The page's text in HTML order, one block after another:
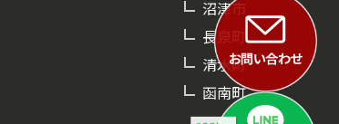
沼津市
長泉町
清水町
函南町